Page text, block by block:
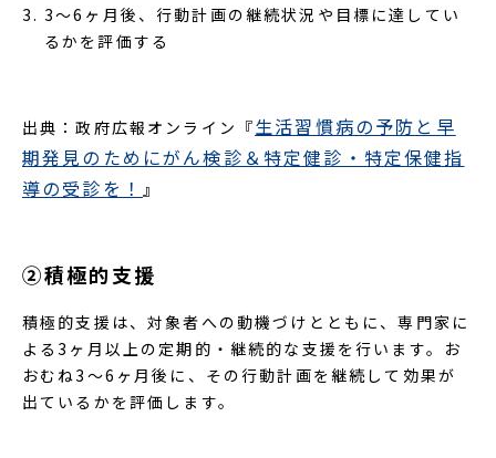
3～6ヶ月後、行動計画の継続状況や目標に達してい
るかを評価する
出典：政府広報オンライン『生活習慣病の予防と早
期発見のためにがん検診＆特定健診・特定保健指
導の受診を！ 』
②積極的支援
積極的支援は、対象者への動機づけとともに、専門家に
よる3ヶ月以上の定期的・継続的な支援を行います。お
おむね3～6ヶ月後に、その行動計画を継続して効果が
出ているかを評価します。